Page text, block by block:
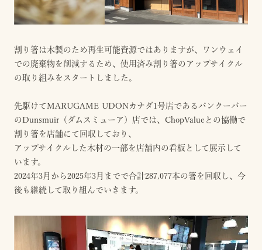
割り箸は木製のため再生可能資源ではありますが、ワンウェイ
での廃棄物を削減するため、使用済み割り箸のアップサイクル
の取り組みをスタートしました。
先駆けてMARUGAME UDONカナダ1号店であるバンクーバー
のDunsmuir（ダムスミューア）店では、ChopValueとの協働で
割り箸を店舗にて回収しており、
アップサイクルした木材の一部を店舗内の看板として展示して
います。
2024年3月から2025年3月までで合計287,077本の箸を回収し、今
後も継続して取り組んでいきます。